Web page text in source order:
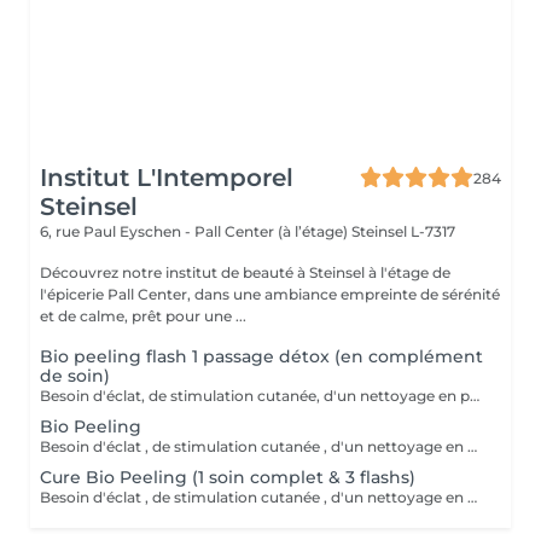
Institut L'Intemporel
Steinsel
284
6, rue Paul Eyschen - Pall Center (à l’étage) Steinsel L-7317
Découvrez notre institut de beauté à Steinsel à l'étage de
l'épicerie Pall Center, dans une ambiance empreinte de sérénité
et de calme, prêt pour une ...
Bio peeling flash 1 passage détox (en complément
de soin)
Besoin d'éclat, de stimulation cutanée, d'un nettoyage en profondeur? Avec l'action combinée d'acides hyaluroniques, lactiques et salicyliques, additionnés de planctons marins et de camphre, ce soin coche toutes les cases d'un soin cabine PROFESSIONNEL. A tester .
Bio Peeling
Besoin d'éclat , de stimulation cutanée , d'un nettoyage en profondeur ? Avec l action combinée d'acides hyaluroniques , lactiques et salicyliques , complétés de planctons marins et camphre ce soin coche toutes les cases d'un soin cabine PROFESSIONNEL . A tester .
Cure Bio Peeling (1 soin complet & 3 flashs)
Besoin d'éclat , de stimulation cutanée , d'un nettoyage en profondeur ? Avec l action combinée d'acides hyaluroniques , lactiques et salicyliques , complétés de planctons marins et camphre ce soin coche toutes les cases d'un soin cabine PROFESSIONNEL . A tester . En cure sur 4 à 6 semaines.